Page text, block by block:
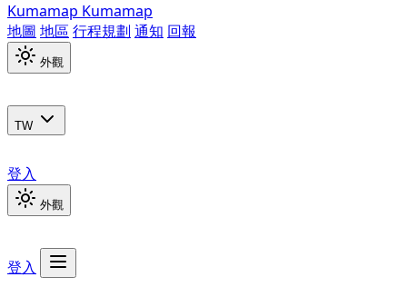
Kumamap Kumamap
地圖 地區 行程規劃 通知 回報
外觀
TW
登入
外觀
登入